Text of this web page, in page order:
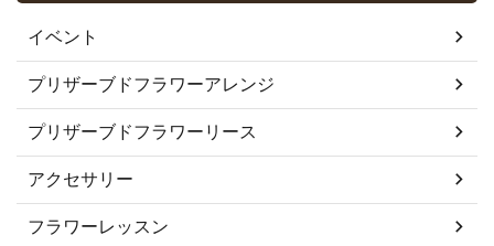
イベント
プリザーブドフラワーアレンジ
プリザーブドフラワーリース
アクセサリー
フラワーレッスン